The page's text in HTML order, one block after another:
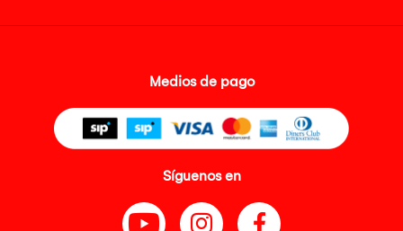
Medios de pago
Síguenos en